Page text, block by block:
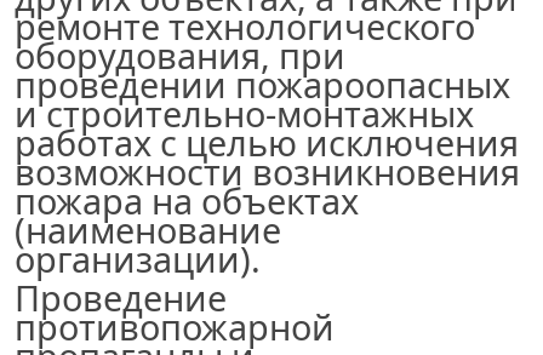
ремонте технологического
оборудования, при
проведении пожароопасных
и строительно-монтажных
работах с целью исключения
возможности возникновения
пожара на объектах
(наименование
организации).
Проведение
противопожарной